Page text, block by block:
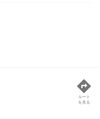
ルート
を見る